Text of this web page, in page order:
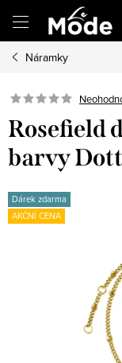
obsah
Náramky
Rosefield
barvy
Dárek zdarma
AKČNÍ CENA